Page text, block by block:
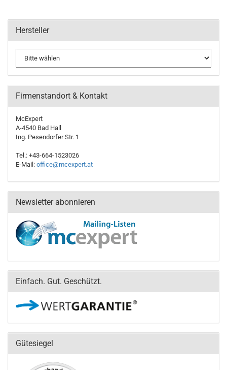
Hersteller
Firmenstandort & Kontakt
McExpert
A-4540 Bad Hall
Ing. Pesendorfer Str. 1
Tel.: +43-664-1523026
E-Mail: office@mcexpert.at
Newsletter abonnieren
Einfach. Gut. Geschützt.
Gütesiegel